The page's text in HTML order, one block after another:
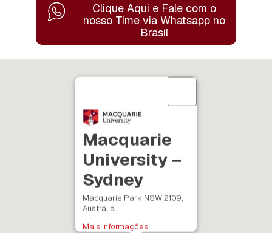
Clique Aqui e Fale com o
nosso Time via Whatsapp no
Brasil
Macquarie
University –
Sydney
Macquarie Park NSW 2109,
Austrália
Mais informações